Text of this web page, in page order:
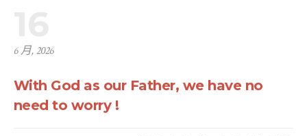
6 月, 2026
With God as our Father, we have no
need to worry !